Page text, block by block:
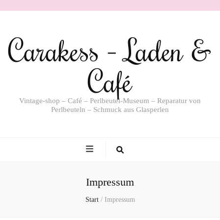
Carakess – Laden &
Café
Vintage-shop – Café – Perlbeutel-Museum – Reparatur von
Perlbeuteln – Schmuck aus Glasperlen
Impressum
Start / Impressum